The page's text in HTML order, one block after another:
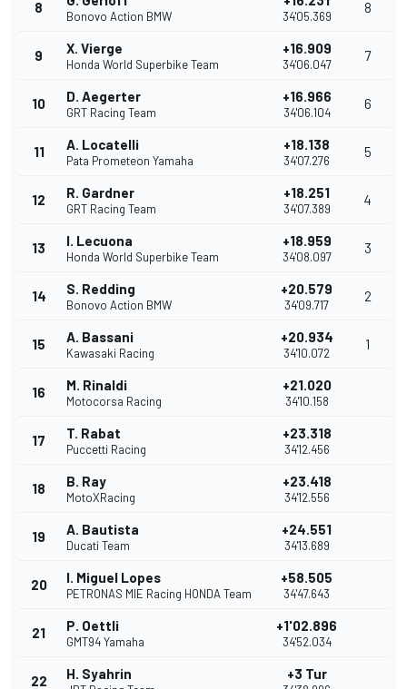
8
Bonovo Action BMW 34'05.369
8
9 X. Vierge
Honda World Superbike Team
+16.909
34'06.047
7
10 D. Aegerter
GRT Racing Team
+16.966
34'06.104
6
11 A. Locatelli
Pata Prometeon Yamaha
+18.138
34'07.276
5
12 R. Gardner
GRT Racing Team
+18.251
34'07.389
4
13 I. Lecuona
Honda World Superbike Team
+18.959
34'08.097
3
14 S. Redding
Bonovo Action BMW
+20.579
34'09.717
2
15 A. Bassani
Kawasaki Racing
+20.934
34'10.072
1
16 M. Rinaldi
Motocorsa Racing
+21.020
34'10.158
17 T. Rabat
Puccetti Racing
+23.318
34'12.456
18 B. Ray
MotoXRacing
+23.418
34'12.556
19 A. Bautista
Ducati Team
+24.551
34'13.689
20 I. Miguel Lopes
PETRONAS MIE Racing HONDA Team
+58.505
34'47.643
21 P. Oettli
GMT94 Yamaha
+1'02.896
34'52.034
22 H. Syahrin +3 Tur